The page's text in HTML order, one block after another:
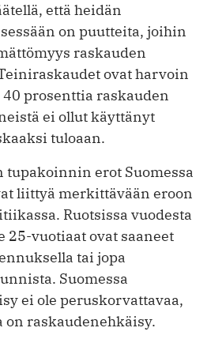
että heidän
on puutteita, joihin
raskauden
ovat harvoin
prosenttia raskauden
ei ollut käyttänyt
tuloaan.
tupakoinnin erot Suomessa
liittyä merkittävään eroon
Ruotsissa vuodesta
25-vuotiaat ovat saaneet
tai jopa
Suomessa
ei ole peruskorvattavaa,
raskaudenehkäisy.